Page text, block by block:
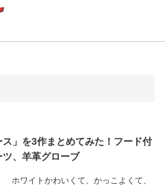
ス」を3作まとめてみた！フード付
、羊革グローブ
ワイトかわいくて、かっこよくて、